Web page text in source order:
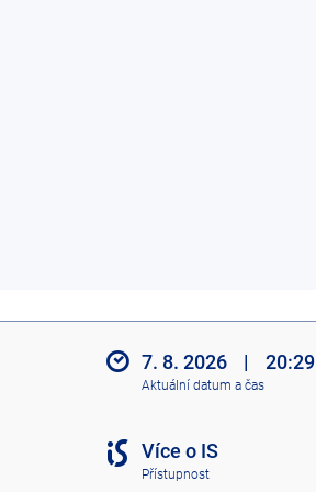
7. 8. 2026 | 20:29
Aktuální datum a čas
Více o IS
Přístupnost